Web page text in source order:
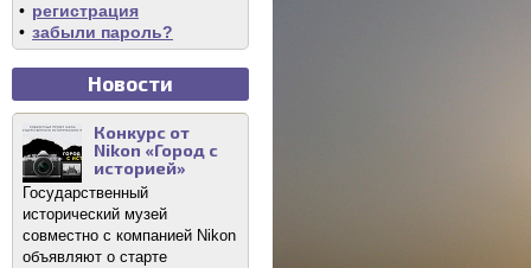
• регистрация
• забыли пароль?
Новости
Конкурс от
Nikon «Город с
историей»
Государственный
исторический музей
совместно с компанией Nikon
объявляют о старте